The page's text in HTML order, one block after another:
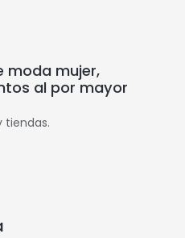
moda mujer,
al por mayor
tiendas.